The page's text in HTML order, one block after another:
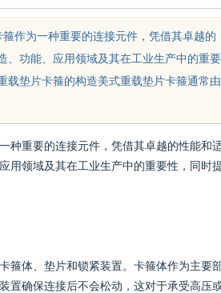
作为一种重要的连接元件，凭借其卓越的
、功能、应用领域及其在工业生产中的重要
载垫片卡箍的构造美式重载垫片卡箍通常由
种重要的连接元件，凭借其卓越的性能和
用领域及其在工业生产中的重要性，同时
箍体、垫片和锁紧装置。卡箍体作为主要
置确保连接后不会松动，这对于承受高压